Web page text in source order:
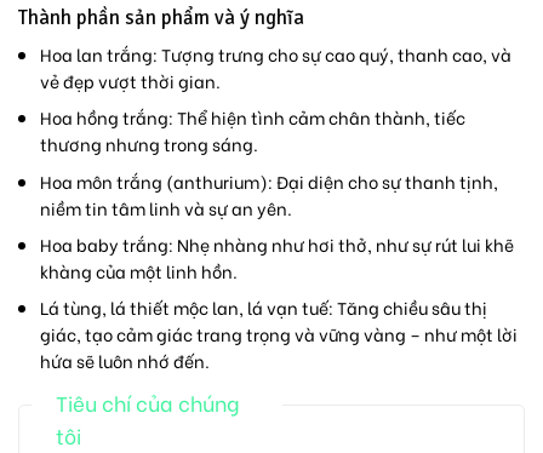
Thành phần sản phẩm và ý nghĩa
Hoa lan trắng:Tượng trưng cho sự cao quý, thanh cao, và
vẻ đẹp vượt thời gian.
Hoa hồng trắng:Thể hiện tình cảm chân thành, tiếc
thương nhưng trong sáng.
Hoa môn trắng (anthurium):Đại diện cho sự thanh tịnh,
niềm tin tâm linh và sự an yên.
Hoa baby trắng: Nhẹ nhàng như hơi thở, như sự rút lui khẽ
khàng của một linh hồn.
Lá tùng, lá thiết mộc lan, lá vạn tuế:Tăng chiều sâu thị
giác, tạo cảm giác trang trọng và vững vàng – như một lời
hứa sẽ luôn nhớ đến.
Tiêu chí của chúng
tôi